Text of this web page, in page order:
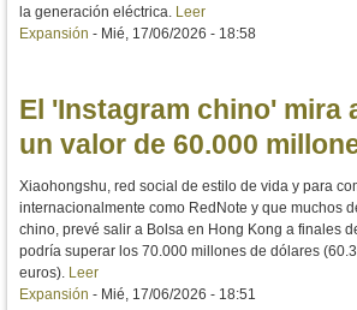
la generación eléctrica. Leer
Expansión - Mié, 17/06/2026 - 18:58
El 'Instagram chino' mira
un valor de 60.000
Xiaohongshu, red social de estilo de vida y para
internacionalmente como RedNote y que muchos
chino, prevé salir a Bolsa en Hong Kong a finales
podría superar los 70.000 millones de dólares
euros). Leer
Expansión - Mié, 17/06/2026 - 18:51